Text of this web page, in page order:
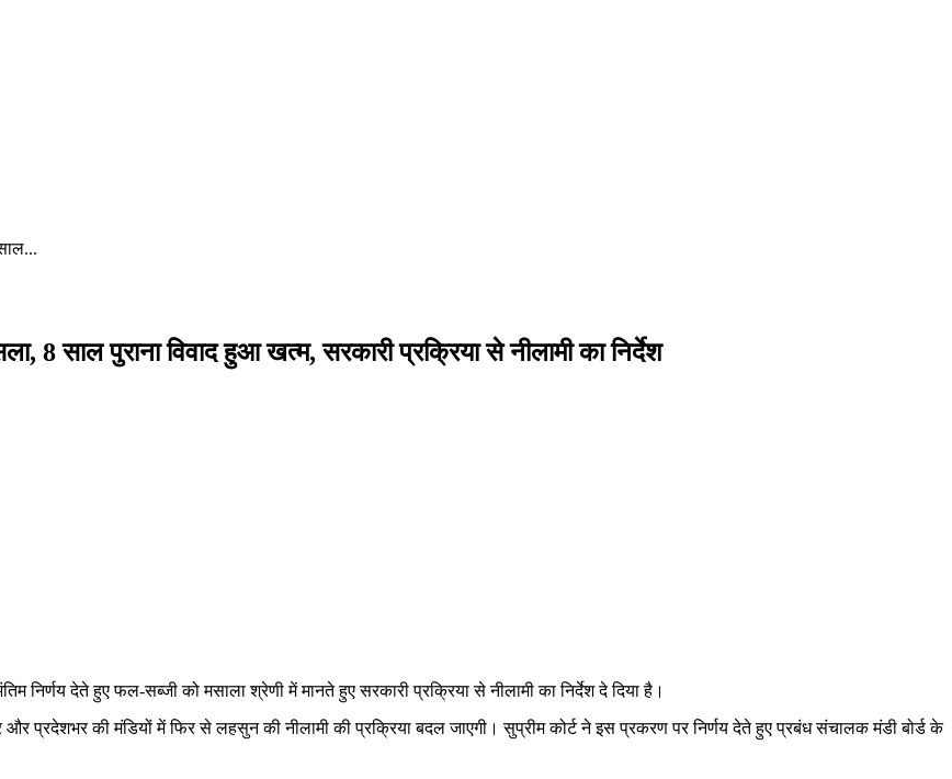
8 साल पुराना विवाद हुआ खत्म, सरकारी प्रक्रिया से नीलामी का निर्देश
देते हुए फल-सब्जी को मसाला श्रेणी में मानते हुए सरकारी प्रक्रिया से नीलामी का निर्देश दे दिया है।
प्रदेशभर की मंडियों में फिर से लहसुन की नीलामी की प्रक्रिया बदल जाएगी। सुप्रीम कोर्ट ने इस प्रकरण पर निर्णय देते हुए प्रबंध संचालक मंडी बोर्ड के